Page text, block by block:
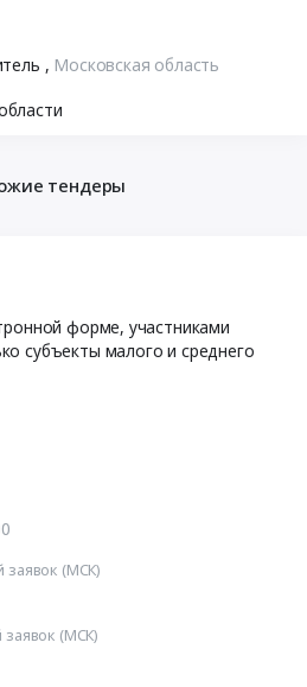
, Московская область
тендеры
форме, участниками
субъекты малого и среднего
заявок (МСК)
заявок (МСК)